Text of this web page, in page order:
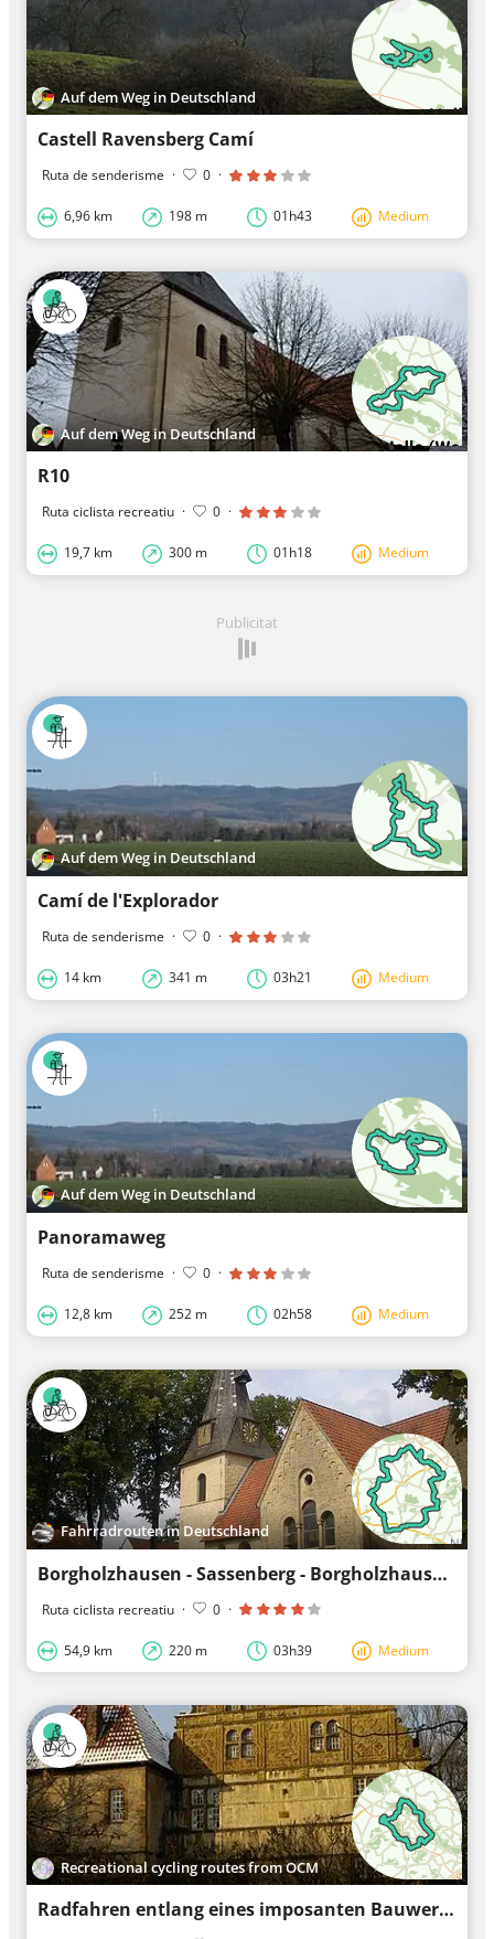
Auf dem Weg in Deutschland
Castell Ravensberg Camí
Ruta de senderisme · 0 ·
6,96 km 198 m 01h43 Medium
Auf dem Weg in Deutschland
R10
Ruta ciclista recreatiu · 0 ·
19,7 km 300 m 01h18 Medium
Publicitat
Auf dem Weg in Deutschland
Camí de l'Explorador
Ruta de senderisme · 0 ·
14 km 341 m 03h21 Medium
Auf dem Weg in Deutschland
Panoramaweg
Ruta de senderisme · 0 ·
12,8 km 252 m 02h58 Medium
Fahrradrouten in Deutschland
Borgholzhausen - Sassenberg - Borgholzhausen: The freedom of cycling
Ruta ciclista recreatiu · 0 ·
54,9 km 220 m 03h39 Medium
Recreational cycling routes from OCM
Radfahren entlang eines imposanten Bauwerks